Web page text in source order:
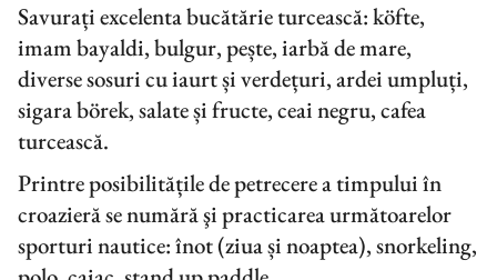
Savurați excelenta bucătărie turcească: köfte,
imam bayaldi, bulgur, pește, iarbă de mare,
diverse sosuri cu iaurt și verdețuri, ardei umpluți,
sigara börek, salate și fructe, ceai negru, cafea
turcească.
Printre posibilitățile de petrecere a timpului în
croazieră se numără şi practicarea următoarelor
sporturi nautice: înot (ziua și noaptea), snorkeling,